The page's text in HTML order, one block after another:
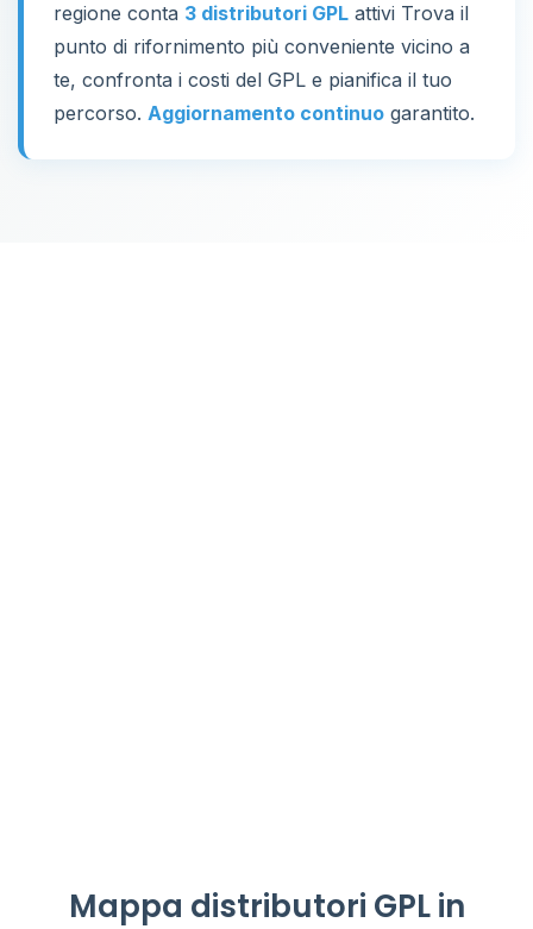
regione conta 3 distributori GPL attivi Trova il
punto di rifornimento più conveniente vicino a
te, confronta i costi del GPL e pianifica il tuo
percorso. Aggiornamento continuo garantito.
Mappa distributori GPL in